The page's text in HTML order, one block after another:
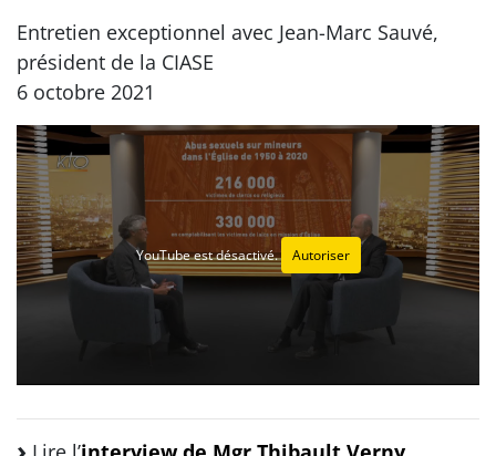
Entretien exceptionnel avec Jean-Marc Sauvé,
président de la CIASE
6 octobre 2021
YouTube est désactivé. Autoriser